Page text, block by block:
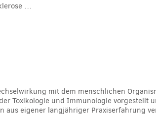
…
mit dem menschlichen
Toxikologie und Immunologie vorgestellt
aus eigener langjähriger Praxiserfahrung